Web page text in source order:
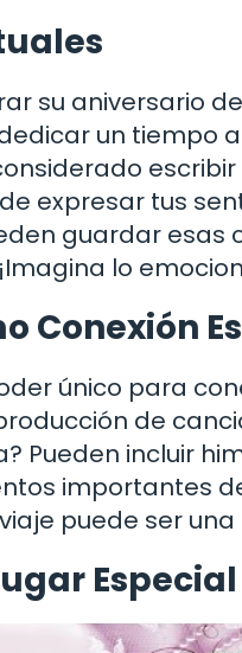
su aniversario
un tiempo
expresar tus
guardar
lo
Conexión
único para
de
Pueden incluir
importantes
puede ser
Especial